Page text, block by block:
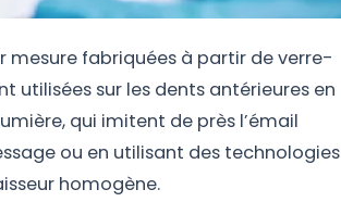
mesure fabriquées à partir de verre-
utilisées sur les dents antérieures en
qui imitent de près l’émail
ou en utilisant des technologies
homogène.